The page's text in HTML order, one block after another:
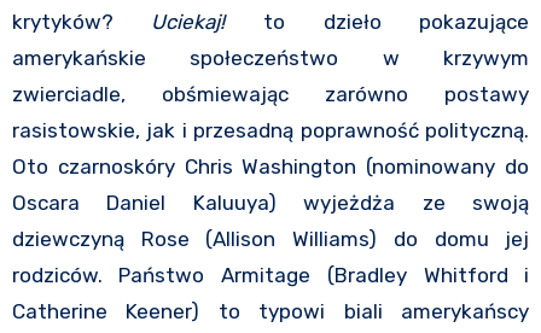
krytyków? Uciekaj! to dzieło pokazujące
amerykańskie społeczeństwo w krzywym
zwierciadle, obśmiewając zarówno postawy
rasistowskie, jak i przesadną poprawność polityczną.
Oto czarnoskóry Chris Washington (nominowany do
Oscara Daniel Kaluuya) wyjeżdża ze swoją
dziewczyną Rose (Allison Williams) do domu jej
rodziców. Państwo Armitage (Bradley Whitford i
Catherine Keener) to typowi biali amerykańscy